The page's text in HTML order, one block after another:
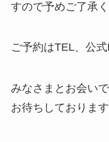
すので予めご了承く
ご予約はTEL、公
みなさまとお会い
お待ちしておりま